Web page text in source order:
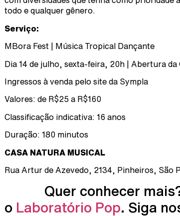
todo e qualquer gênero.
Serviço:
MBora Fest | Música Tropical Dançante
Dia 14 de julho, sexta-feira, 20h | Abertura da
Ingressos à venda pelo site da Sympla
Valores: de R$25 a R$160
Classificação indicativa: 16 anos
Duração: 180 minutos
CASA NATURA MUSICAL
Rua Artur de Azevedo, 2134, Pinheiros, São
Quer conhecer
o Laboratório Pop. Siga